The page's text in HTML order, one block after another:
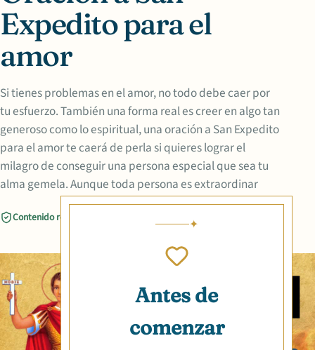
Expedito para el
amor
Si tienes problemas en el amor, no todo debe caer por
tu esfuerzo. También una forma real es creer en algo tan
generoso como lo espiritual, una oración a San Expedito
para el amor te caerá de perla si quieres lograr el
milagro de conseguir una persona especial que sea tu
alma gemela. Aunque toda persona es extraordinar
Contenido revisado
Antes de
comenzar